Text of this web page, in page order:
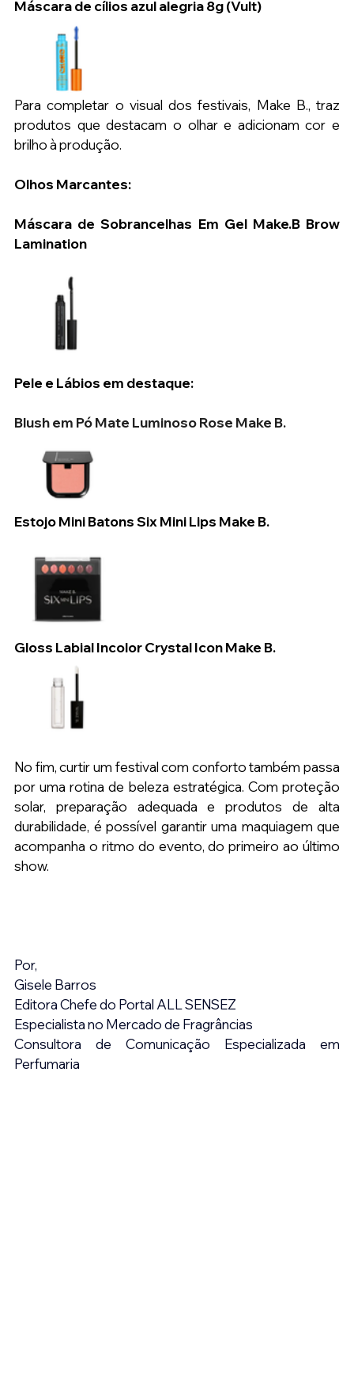
Máscara de cílios azul alegria 8g (Vult)
Para completar o visual dos festivais, Make B., traz
produtos que destacam o olhar e adicionam cor e
brilho à produção.
Olhos Marcantes:
Máscara de Sobrancelhas Em Gel Make.B Brow
Lamination
Pele e Lábios em destaque:
Blush em Pó Mate Luminoso Rose Make B.
Estojo Mini Batons Six Mini Lips Make B.
Gloss Labial Incolor Crystal Icon Make B.
No fim, curtir um festival com conforto também passa
por uma rotina de beleza estratégica. Com proteção
solar, preparação adequada e produtos de alta
durabilidade, é possível garantir uma maquiagem que
acompanha o ritmo do evento, do primeiro ao último
show.
Por,
Gisele Barros
Editora Chefe do Portal ALL SENSEZ
Especialista no Mercado de Fragrâncias
Consultora de Comunicação Especializada em
Perfumaria